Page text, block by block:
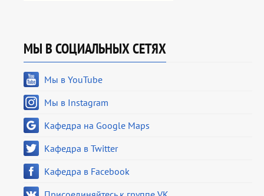
МЫ В СОЦИАЛЬНЫХ СЕТЯХ
Мы в YouTube
Мы в Instagram
Кафедра на Google Maps
Кафедра в Twitter
Кафедра в Facebook